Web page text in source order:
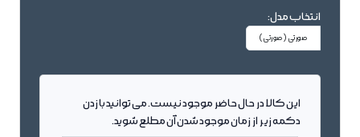
انتخاب مدل:
صورتی (صورتی)
این کالا در حال حاضر موجود نیست. می توانید با زدن
دکمه زیر از زمان موجود شدن آن مطلع شوید.